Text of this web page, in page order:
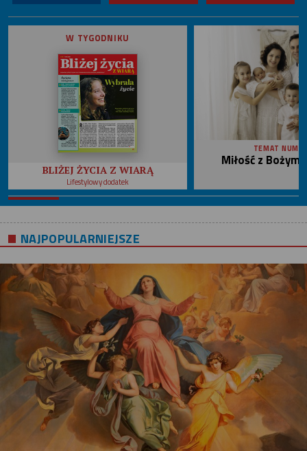
W TYGODNIKU
BLIŻEJ ŻYCIA Z WIARĄ
Lifestylowy dodatek
TEMAT
Miłość z
NAJPOPULARNIEJSZE